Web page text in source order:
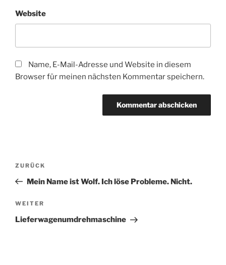
Website
Name, E-Mail-Adresse und Website in diesem
Browser für meinen nächsten Kommentar speichern.
Beitragsnavigation
Vorheriger
Beitrag
ZURÜCK
Mein Name ist Wolf. Ich löse Probleme. Nicht.
Nächster
Beitrag
WEITER
Lieferwagenumdrehmaschine